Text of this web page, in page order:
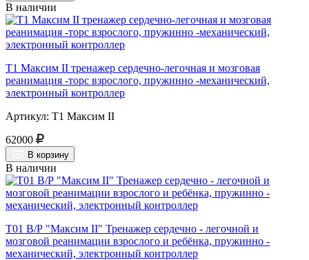
В наличии
Т1 Максим II тренажер сердечно-легочная и мозговая
реанимация -торс взрослого, пружинно -механический,
электронный контроллер
Артикул: Т1 Максим II
62000
В корзину
В наличии
Т01 В/Р "Максим II" Тренажер сердечно - легочной и
мозговой реанимации взрослого и ребёнка, пружинно -
механический, электронный контроллер